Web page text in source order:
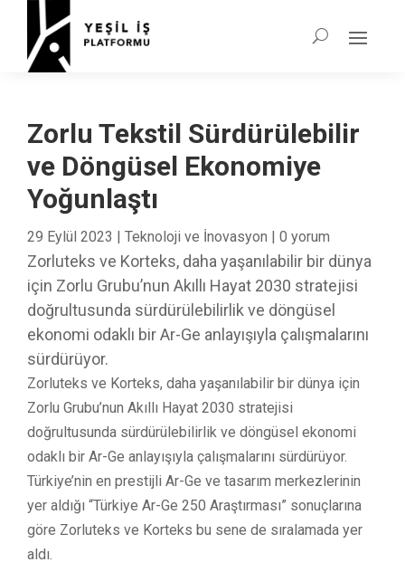
Zorlu Tekstil Sürdürülebilir
ve Döngüsel Ekonomiye
Yoğunlaştı
29 Eylül 2023 | Teknoloji ve İnovasyon | 0 yorum
Zorluteks ve Korteks, daha yaşanılabilir bir dünya
için Zorlu Grubu’nun Akıllı Hayat 2030 stratejisi
doğrultusunda sürdürülebilirlik ve döngüsel
ekonomi odaklı bir Ar-Ge anlayışıyla çalışmalarını
sürdürüyor.
Zorluteks ve Korteks, daha yaşanılabilir bir dünya için
Zorlu Grubu’nun Akıllı Hayat 2030 stratejisi
doğrultusunda sürdürülebilirlik ve döngüsel ekonomi
odaklı bir Ar-Ge anlayışıyla çalışmalarını sürdürüyor.
Türkiye’nin en prestijli Ar-Ge ve tasarım merkezlerinin
yer aldığı “Türkiye Ar-Ge 250 Araştırması” sonuçlarına
göre Zorluteks ve Korteks bu sene de sıralamada yer
aldı.